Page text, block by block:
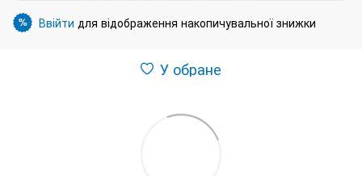
% Ввійти для відображення накопичувальної знижки
У обране